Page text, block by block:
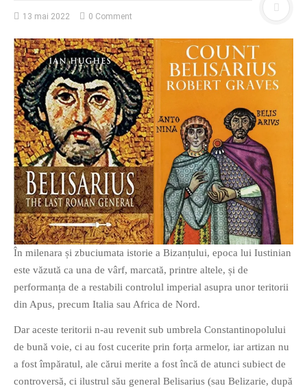
13 mai 2022 0 Comment
În milenara și zbuciumata istorie a Bizanțului, epoca lui Iustinian
este văzută ca una de vârf, marcată, printre altele, și de
performanța de a restabili controlul imperial asupra unor teritorii
din Apus, precum Italia sau Africa de Nord.
Dar aceste teritorii n-au revenit sub umbrela Constantinopolului
de bună voie, ci au fost cucerite prin forța armelor, iar artizan nu
a fost împăratul, ale cărui merite a fost încă de atunci subiect de
controversă, ci ilustrul său general Belisarius (sau Belizarie, după